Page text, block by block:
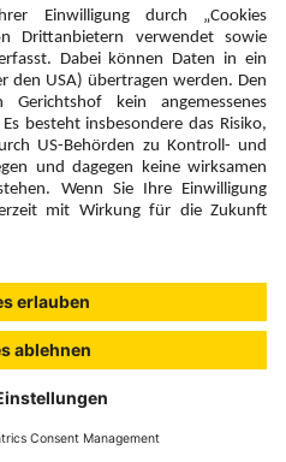
Inhalte: Standards und
Meldung
Austria GmbH
& Filtern